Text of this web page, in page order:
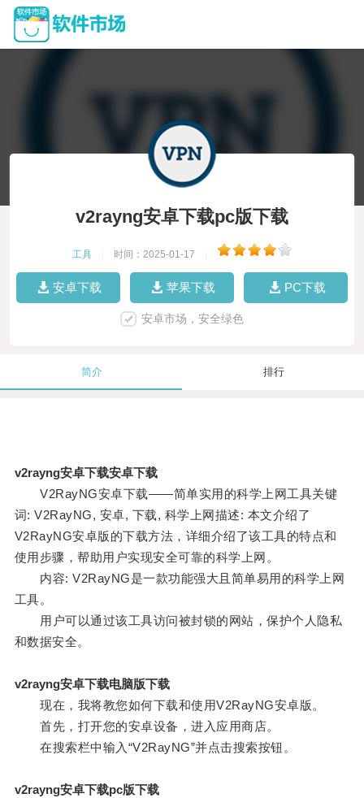
v2rayng安卓下载pc版下载
工具 时间：2025-01-17
安卓下载 苹果下载 PC下载
安卓市场，安全绿色
简介 排行
v2rayng安卓下载安卓下载
V2RayNG安卓下载——简单实用的科学上网工具关键
词: V2RayNG, 安卓, 下载, 科学上网描述: 本文介绍了
V2RayNG安卓版的下载方法，详细介绍了该工具的特点和
使用步骤，帮助用户实现安全可靠的科学上网。
内容: V2RayNG是一款功能强大且简单易用的科学上网
工具。
用户可以通过该工具访问被封锁的网站，保护个人隐私
和数据安全。
v2rayng安卓下载电脑版下载
现在，我将教您如何下载和使用V2RayNG安卓版。
首先，打开您的安卓设备，进入应用商店。
在搜索栏中输入“V2RayNG”并点击搜索按钮。
v2rayng安卓下载pc版下载